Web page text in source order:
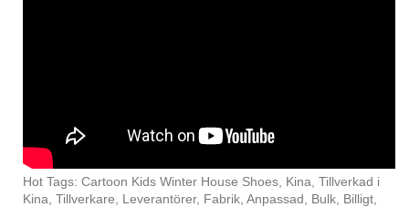
Hot Tags: Cartoon Kids Winter House Shoes, Kina, Tillverkad i
Kina, Tillverkare, Leverantörer, Fabrik, Anpassad, Bulk, Billigt,